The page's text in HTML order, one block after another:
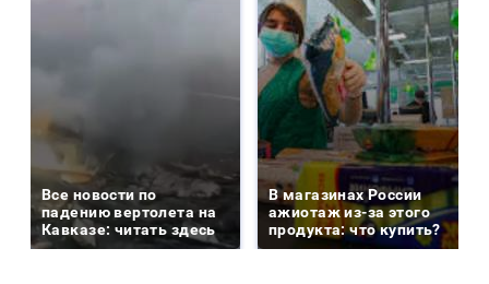
Все новости по
падению вертолета на
Кавказе: читать здесь
В магазинах России
ажиотаж из-за этого
продукта: что купить?